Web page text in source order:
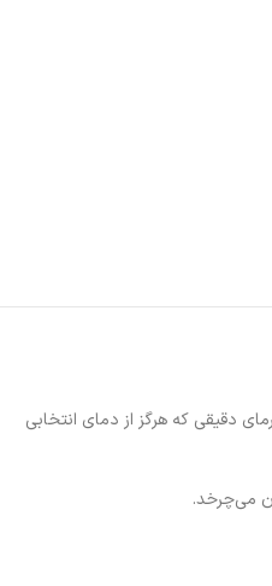
می توانید با گرمای دقیقی که هرگز از دمای انتخابی